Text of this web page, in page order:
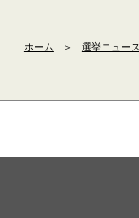
ホーム ＞ 選挙ニュース